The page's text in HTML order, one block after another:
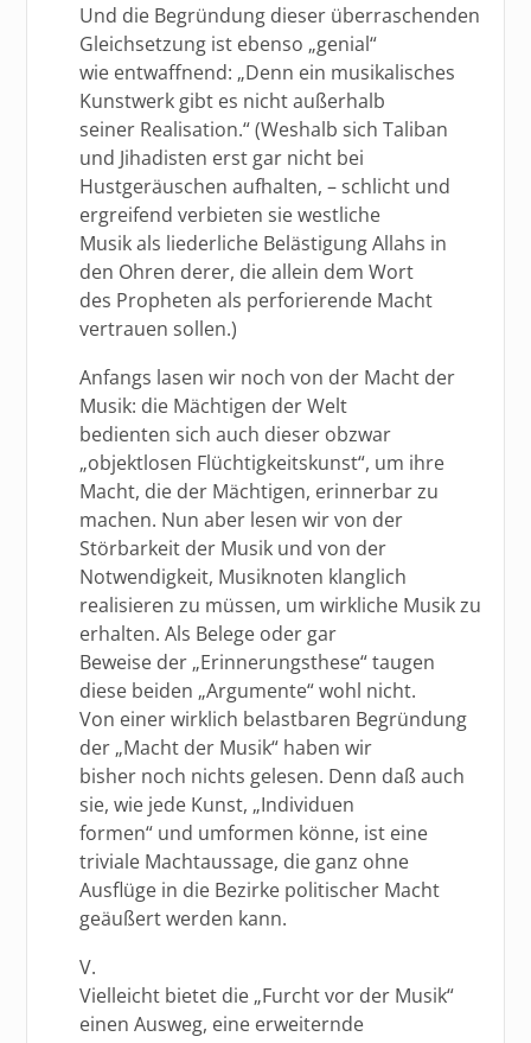
Und die Begründung dieser überraschenden
Gleichsetzung ist ebenso „genial“
wie entwaffnend: „Denn ein musikalisches
Kunstwerk gibt es nicht außerhalb
seiner Realisation.“ (Weshalb sich Taliban
und Jihadisten erst gar nicht bei
Hustgeräuschen aufhalten, – schlicht und
ergreifend verbieten sie westliche
Musik als liederliche Belästigung Allahs in
den Ohren derer, die allein dem Wort
des Propheten als perforierende Macht
vertrauen sollen.)
Anfangs lasen wir noch von der Macht der
Musik: die Mächtigen der Welt
bedienten sich auch dieser obzwar
„objektlosen Flüchtigkeitskunst“, um ihre
Macht, die der Mächtigen, erinnerbar zu
machen. Nun aber lesen wir von der
Störbarkeit der Musik und von der
Notwendigkeit, Musiknoten klanglich
realisieren zu müssen, um wirkliche Musik zu
erhalten. Als Belege oder gar
Beweise der „Erinnerungsthese“ taugen
diese beiden „Argumente“ wohl nicht.
Von einer wirklich belastbaren Begründung
der „Macht der Musik“ haben wir
bisher noch nichts gelesen. Denn daß auch
sie, wie jede Kunst, „Individuen
formen“ und umformen könne, ist eine
triviale Machtaussage, die ganz ohne
Ausflüge in die Bezirke politischer Macht
geäußert werden kann.
V.
Vielleicht bietet die „Furcht vor der Musik“
einen Ausweg, eine erweiternde